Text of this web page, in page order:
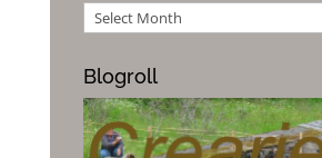
Archives
Blogroll